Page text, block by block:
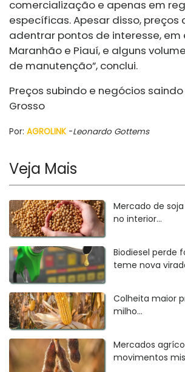
comercialização e apenas em
específicas. Apesar disso, preços
adentrar pontos de interesse, em
Maranhão e Piauí, e alguns
de manutenção”, conclui.
Preços subindo e negócios
Grosso
Por: AGROLINK -Leonardo Gottems
Veja Mais
Mercado de
no interior...
Biodiesel perde
teme nova
Colheita maior
milho...
Mercados
movimentos